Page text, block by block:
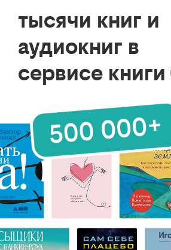
тысячи книг и
аудиокниг в
сервисе